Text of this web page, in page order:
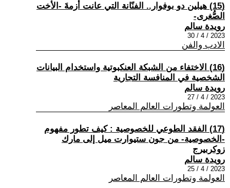
(15) هيلين دو بوفوار.. الفنّانة التي عانت أزمةَ -الأخت
الصُّغرى-
رويدة سالم
2023 / 4 / 30
الادب والفن
(16) الاختفاء من الشبكة العنكبوتية واستخدام البيانات
الشخصية في المنافسة التجارية
رويدة سالم
2023 / 4 / 27
العولمة وتطورات العالم المعاصر
(17) الفقد الطوعي للخصوصية : كيف تطور مفهوم
-الخصوصية- من جون ستيوارت ميل إلى مارك
زوكربيرج
رويدة سالم
2023 / 4 / 25
العولمة وتطورات العالم المعاصر